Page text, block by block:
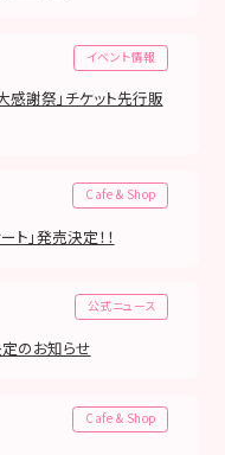
イベント情報
感謝祭」チケット先行販
Cafe & Shop
ト」発売決定！！
公式ニュース
定のお知らせ
Cafe & Shop